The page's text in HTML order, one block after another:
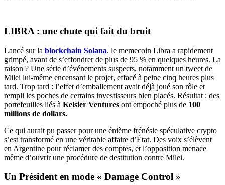
LIBRA : une chute qui fait du bruit
Lancé sur la blockchain Solana, le memecoin Libra a rapidement
grimpé, avant de s’effondrer de plus de 95 % en quelques heures. La
raison ? Une série d’événements suspects, notamment un tweet de
Milei lui-même encensant le projet, effacé à peine cinq heures plus
tard. Trop tard : l’effet d’emballement avait déjà joué son rôle et
rempli les poches de certains investisseurs bien placés. Résultat : des
portefeuilles liés à Kelsier Ventures ont empoché plus de 100
millions de dollars.
Ce qui aurait pu passer pour une énième frénésie spéculative crypto
s’est transformé en une véritable affaire d’État. Des voix s’élèvent
en Argentine pour réclamer des comptes, et l’opposition menace
même d’ouvrir une procédure de destitution contre Milei.
Un Président en mode « Damage Control »